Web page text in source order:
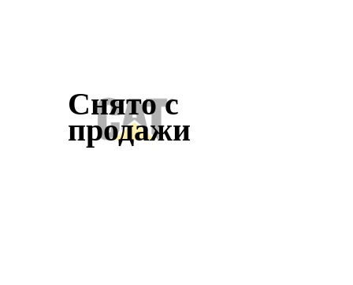
Снято с
продажи